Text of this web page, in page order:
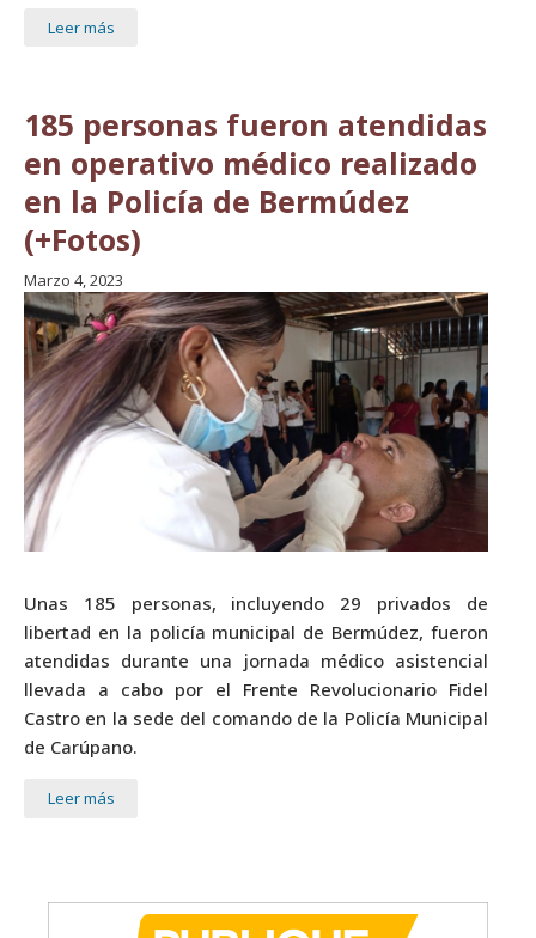
Leer más
185 personas fueron atendidas
en operativo médico realizado
en la Policía de Bermúdez
(+Fotos)
Marzo 4, 2023
Unas 185 personas, incluyendo 29 privados de
libertad en la policía municipal de Bermúdez, fueron
atendidas durante una jornada médico asistencial
llevada a cabo por el Frente Revolucionario Fidel
Castro en la sede del comando de la Policía Municipal
de Carúpano.
Leer más